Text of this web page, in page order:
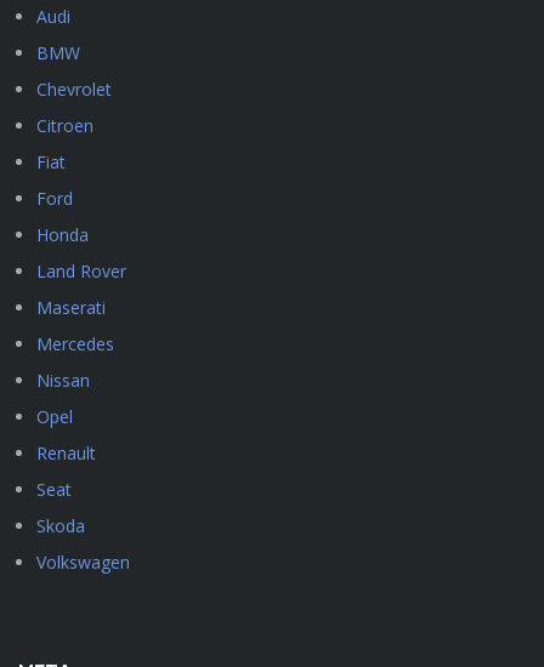
Audi
BMW
Chevrolet
Citroen
Fiat
Ford
Honda
Land Rover
Maserati
Mercedes
Nissan
Opel
Renault
Seat
Skoda
Volkswagen